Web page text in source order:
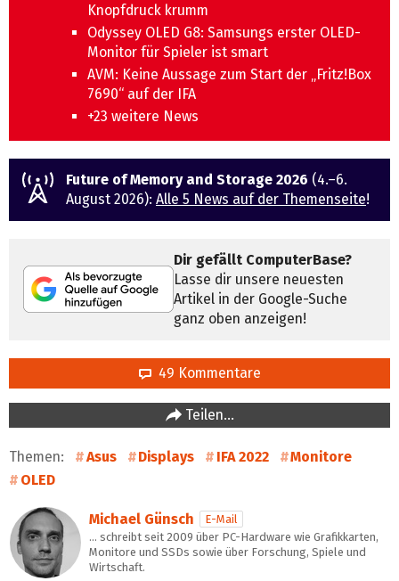
Knopfdruck krumm
Odyssey OLED G8: Samsungs erster OLED-
Monitor für Spieler ist smart
AVM: Keine Aussage zum Start der „Fritz!Box
7690“ auf der IFA
+23 weitere News
Future of Memory and Storage 2026 (4.–6.
August 2026): Alle 5 News auf der Themenseite!
Dir gefällt ComputerBase?
Lasse dir unsere neuesten
Artikel in der Google-Suche
ganz oben anzeigen!
49 Kommentare
Teilen…
Themen: Asus Displays IFA 2022
Monitore
OLED
Michael Günsch
E-Mail
… schreibt seit 2009 über PC-Hardware wie Grafikkarten,
Monitore und SSDs sowie über Forschung, Spiele und
Wirtschaft.